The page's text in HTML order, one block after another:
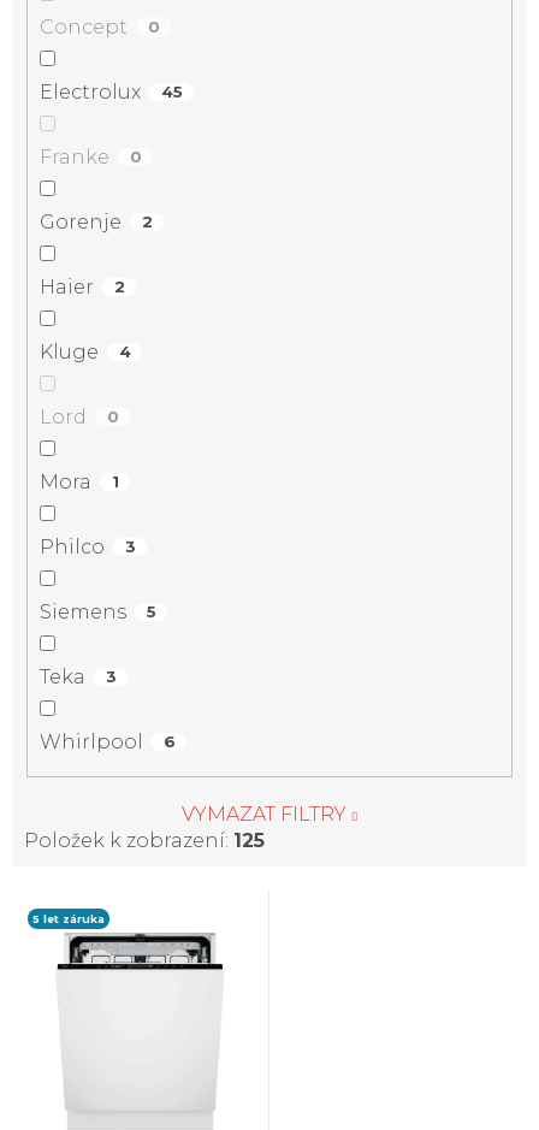
Concept 0
Electrolux 45
Franke 0
Gorenje 2
Haier 2
Kluge 4
Lord 0
Mora 1
Philco 3
Siemens 5
Teka 3
Whirlpool 6
VYMAZAT FILTRY
Položek k zobrazení: 125
V
5 let záruka